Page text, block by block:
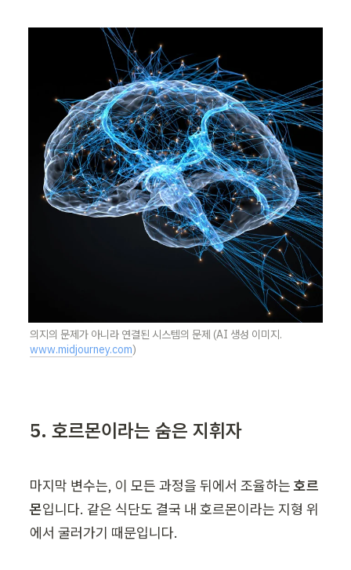
www.midjourney.com)
5. 호르몬이라는 숨은 지휘자
마지막 변수는, 이 모든 과정을 뒤에서 조율하는 호르
몬입니다. 같은 식단도 결국 내 호르몬이라는 지형 위
에서 굴러가기 때문입니다.